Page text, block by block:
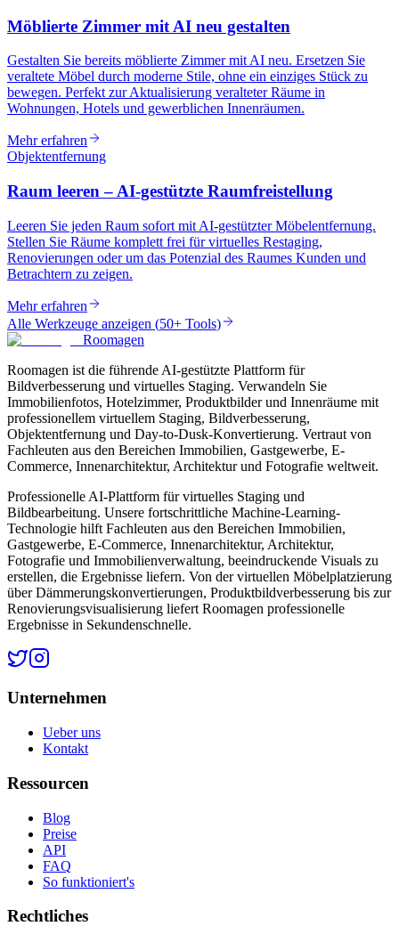
Möblierte Zimmer mit AI neu gestalten
Gestalten Sie bereits möblierte Zimmer mit AI neu. Ersetzen Sie
veraltete Möbel durch moderne Stile, ohne ein einziges Stück zu
bewegen. Perfekt zur Aktualisierung veralteter Räume in
Wohnungen, Hotels und gewerblichen Innenräumen.
Mehr erfahren
Objektentfernung
Raum leeren – AI-gestützte Raumfreistellung
Leeren Sie jeden Raum sofort mit AI-gestützter Möbelentfernung.
Stellen Sie Räume komplett frei für virtuelles Restaging,
Renovierungen oder um das Potenzial des Raumes Kunden und
Betrachtern zu zeigen.
Mehr erfahren
Alle Werkzeuge anzeigen (50+ Tools)
Roomagen
Roomagen ist die führende AI-gestützte Plattform für
Bildverbesserung und virtuelles Staging. Verwandeln Sie
Immobilienfotos, Hotelzimmer, Produktbilder und Innenräume mit
professionellem virtuellem Staging, Bildverbesserung,
Objektentfernung und Day-to-Dusk-Konvertierung. Vertraut von
Fachleuten aus den Bereichen Immobilien, Gastgewerbe, E-
Commerce, Innenarchitektur, Architektur und Fotografie weltweit.
Professionelle AI-Plattform für virtuelles Staging und
Bildbearbeitung. Unsere fortschrittliche Machine-Learning-
Technologie hilft Fachleuten aus den Bereichen Immobilien,
Gastgewerbe, E-Commerce, Innenarchitektur, Architektur,
Fotografie und Immobilienverwaltung, beeindruckende Visuals zu
erstellen, die Ergebnisse liefern. Von der virtuellen Möbelplatzierung
über Dämmerungskonvertierungen, Produktbildverbesserung bis zur
Renovierungsvisualisierung liefert Roomagen professionelle
Ergebnisse in Sekundenschnelle.
Unternehmen
Ueber uns
Kontakt
Ressourcen
Blog
Preise
API
FAQ
So funktioniert's
Rechtliches